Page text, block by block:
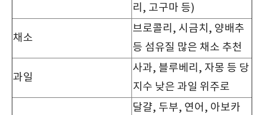
리, 고구마 등)
채소
브로콜리, 시금치, 양배추
등 섬유질 많은 채소 추천
과일
사과, 블루베리, 자몽 등 당
지수 낮은 과일 위주로
달걀, 두부, 연어, 아보카